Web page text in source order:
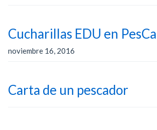
Cucharillas EDU en
noviembre 16, 2016
Carta de un pescador